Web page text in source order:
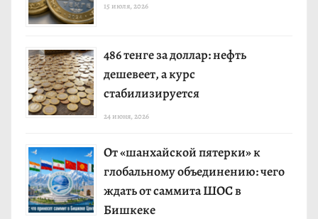
15 июля, 2026
486 тенге за доллар: нефть
дешевеет, а курс
стабилизируется
24 июня, 2026
От «шанхайской пятерки» к
глобальному объединению: чего
ждать от саммита ШОС в
Бишкеке